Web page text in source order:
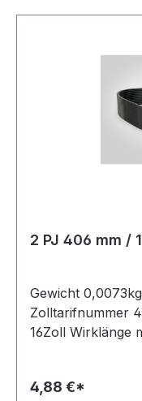
2 PJ 406 mm /
Gewicht
Zolltarifnummer
16Zoll Wirklänge
Material
4,88 €*